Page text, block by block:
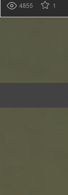
4855 1